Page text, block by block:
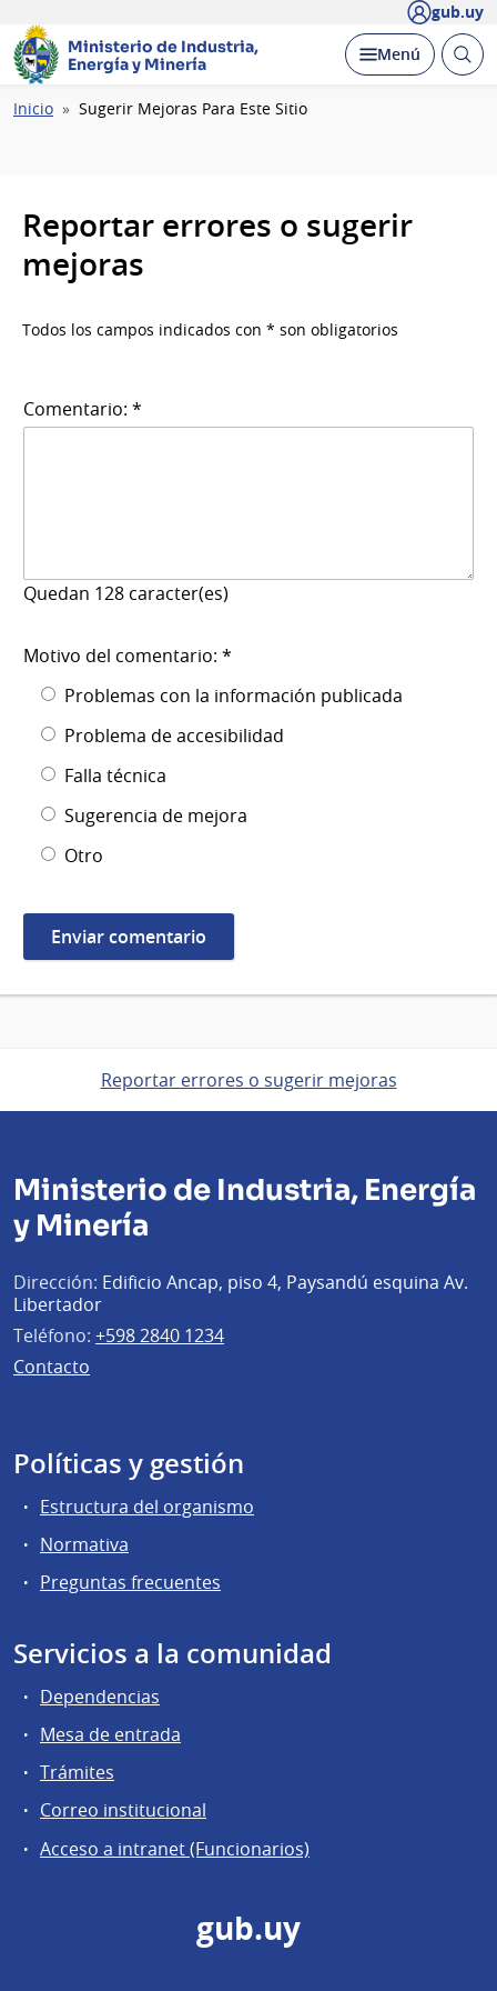
gub.uy
Ministerio de Industria,
Energía y Minería
Desplegar
Menú Abrir
Ruta
Inicio Sugerir Mejoras Para Este Sitio
Reportar errores o sugerir
mejoras
Todos los campos indicados con * son obligatorios
Comentario: *
Quedan 128 caracter(es)
Motivo del comentario: *
Problemas con la información publicada
Problema de accesibilidad
Falla técnica
Sugerencia de mejora
Otro
Reportar errores o sugerir mejoras
Ministerio de Industria, Energía
y Minería
Dirección: Edificio Ancap, piso 4, Paysandú esquina Av.
Libertador
Teléfono: +598 2840 1234
Contacto
Políticas y gestión
Estructura del organismo
Normativa
Preguntas frecuentes
Servicios a la comunidad
Dependencias
Mesa de entrada
Trámites
Correo institucional
Acceso a intranet (Funcionarios)
gub.uy